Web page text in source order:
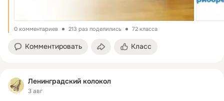
0 комментариев 213 раз поделились 72 класса
Комментировать Класс
Ленинградский колокол
3 авг